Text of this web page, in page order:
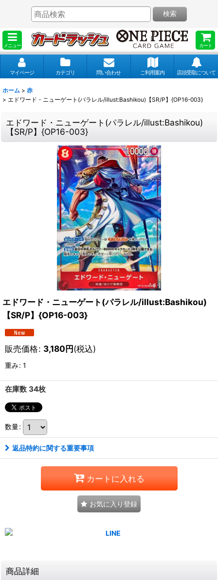
メニュー カート
検索
マイページ カテゴリ 問い合わせ ご利用案内 店頭受取について
ホーム > 赤
> エドワード・ニューゲート(パラレル/illust:Bashikou)【SR/P】{OP16-003}
エドワード・ニューゲート(パラレル/illust:Bashikou)
【SR/P】{OP16-003}
エドワード・ニューゲート(パラレル/illust:Bashikou)
【SR/P】{OP16-003}
販売価格: 3,180円(税込)
重み: 1
在庫数 34枚
数量:
返品特約に関する重要事項
カートに入れる
お気に入り登録
商品詳細